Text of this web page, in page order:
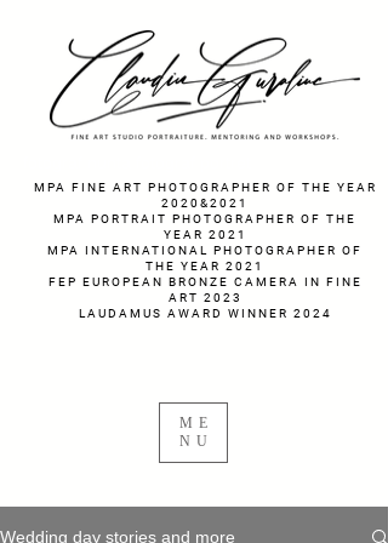
MPA FINE ART PHOTOGRAPHER OF THE YEAR
2020&2021
MPA PORTRAIT PHOTOGRAPHER OF THE
YEAR 2021
MPA INTERNATIONAL PHOTOGRAPHER OF
THE YEAR 2021
FEP EUROPEAN BRONZE CAMERA IN FINE
ART 2023
LAUDAMUS AWARD WINNER 2024
ME
NU
Wedding day stories and more